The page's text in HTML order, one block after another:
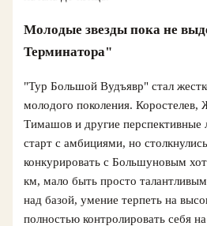
Молодые звезды пока не
Терминатора"
"Тур Большой Вудъявр" стал
молодого поколения.
Тимашов и другие
старт с амбициями, но
конкурировать с Большуновым
км, мало быть просто
над базой, умение терпеть на
полностью контролировать себя